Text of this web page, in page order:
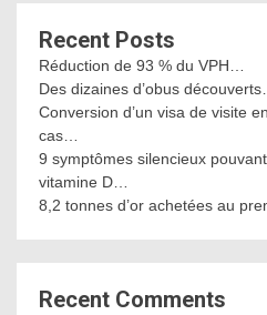
Recent Posts
Réduction de 93 % du VPH…
Des dizaines d’obus découverts…
Conversion d’un visa de visite
cas…
9 symptômes silencieux
vitamine D…
8,2 tonnes d’or achetées au
Recent Comments